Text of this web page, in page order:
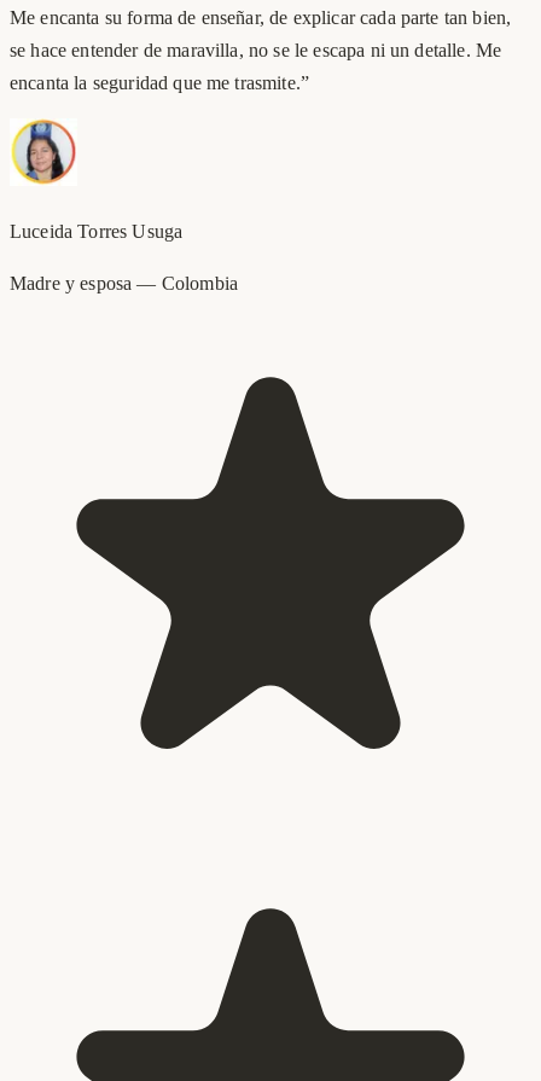
Me encanta su forma de enseñar, de explicar cada parte tan bien,
se hace entender de maravilla, no se le escapa ni un detalle. Me
encanta la seguridad que me trasmite.”
Luceida Torres Usuga
Madre y esposa — Colombia